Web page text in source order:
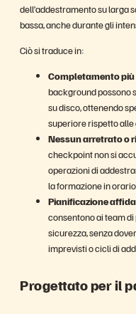
dell’addestramento su larga
bassa, anche durante gli
Ciò si traduce in:
Completamento
background possono
su disco, ottenendo
superiore rispetto
Nessun arretrato o
checkpoint non si
operazioni di
la formazione in orario.
Pianificazione
consentono ai team
sicurezza, senza
imprevisti o cicli di
Progettato per il